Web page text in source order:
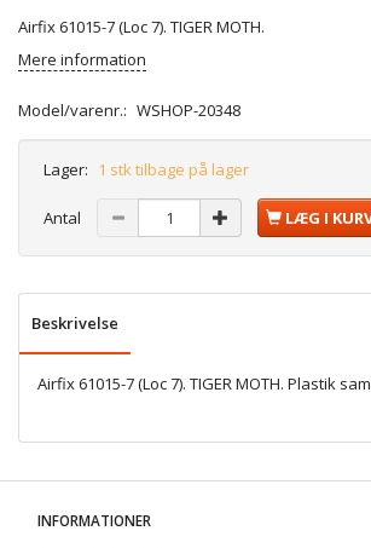
Airfix 61015-7 (Loc 7). TIGER MOTH.
Mere information
Model/varenr.: WSHOP-20348
Lager: 1 stk tilbage på lager
Antal LÆG I
Beskrivelse
Airfix 61015-7 (Loc 7). TIGER MOTH. Plastik
INFORMATIONER